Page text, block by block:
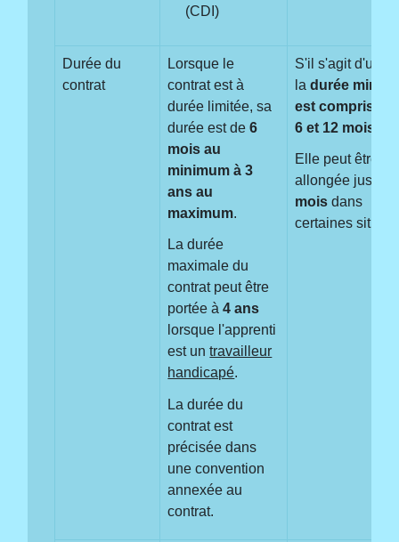
(CDI)
Durée du
contrat
Lorsque le
contrat est à
durée limitée, sa
durée est de6
mois au
minimum à 3
ans au
maximum.
La durée
maximale du
contrat peut être
portée à4 ans
lorsque l'apprenti
est untravailleur
handicapé.
La durée du
contrat est
précisée dans
une convention
annexée au
contrat.
S'il s'agit d'un
ladurée
est comprise
6 et 12 mois
Elle peut être
allongée
mois dans
certaines